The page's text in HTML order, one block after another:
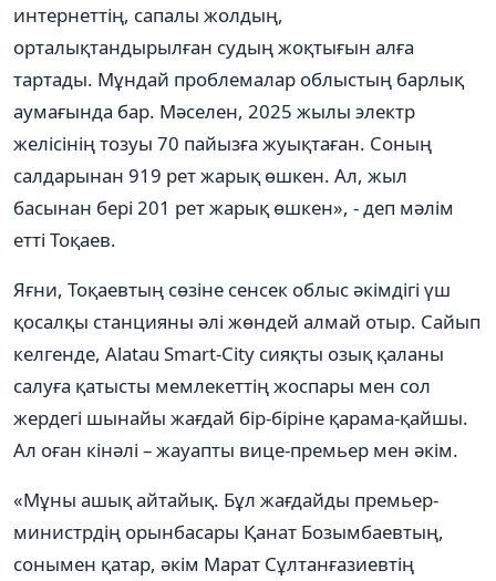
интернеттің, сапалы жолдың,
орталықтандырылған судың жоқтығын алға
тартады. Мұндай проблемалар облыстың барлық
аумағында бар. Мәселен, 2025 жылы электр
желісінің тозуы 70 пайызға жуықтаған. Соның
салдарынан 919 рет жарық өшкен. Ал, жыл
басынан бері 201 рет жарық өшкен», - деп мәлім
етті Тоқаев.
Яғни, Тоқаевтың сөзіне сенсек облыс әкімдігі үш
қосалқы станцияны әлі жөндей алмай отыр. Сайып
келгенде, Alatau Smart-City сияқты озық қаланы
салуға қатысты мемлекеттің жоспары мен сол
жердегі шынайы жағдай бір-біріне қарама-қайшы.
Ал оған кінәлі – жауапты вице-премьер мен әкім.
«Мұны ашық айтайық. Бұл жағдайды премьер-
министрдің орынбасары Қанат Бозымбаевтың,
сонымен қатар, әкім Марат Сұлтанғазиевтің